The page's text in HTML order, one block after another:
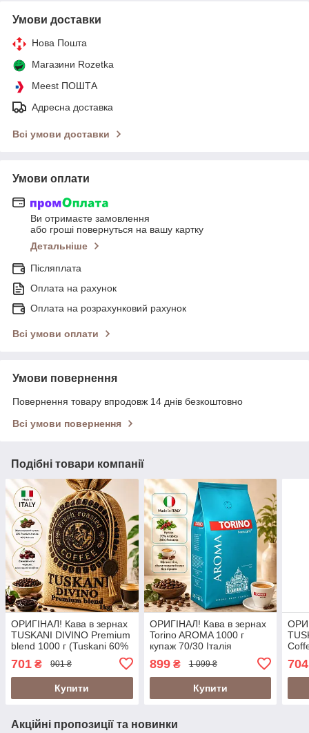
Умови доставки
Нова Пошта
Магазини Rozetka
Meest ПОШТА
Адресна доставка
Всі умови доставки
Умови оплати
Ви отримаєте замовлення
або гроші повернуться на вашу картку
Детальніше
Післяплата
Оплата на рахунок
Оплата на розрахунковий рахунок
Всі умови оплати
Умови повернення
Повернення товару впродовж 14 днів безкоштовно
Всі умови повернення
Подібні товари компанії
ОРИГІНАЛ! Кава в зернах
TUSKANI DIVINO Premium
blend 1000 г (Tuskani 60%
robusta) Італія
701 ₴ 901 ₴
Купити
ОРИГІНАЛ! Кава в зернах
Torino AROMA 1000 г
купаж 70/30 Італія
899₴ 1 099 ₴
Купити
704
Акційні пропозиції та новинки